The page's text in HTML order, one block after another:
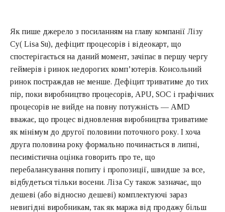
Як пише джерело з посиланням на главу компанії Лізу
Су( Lisa Su), дефіцит процесорів і відеокарт, що
спостерігається на даний момент, зачіпає в першу чергу
геймерів і ринок недорогих комп’ютерів. Консольний
ринок постраждав не менше. Дефіцит триватиме до тих
пір, поки виробництво процесорів, APU, SOC і графічних
процесорів не вийде на повну потужність — AMD
вважає, що процес відновлення виробництва триватиме
як мінімум до другої половини поточного року. І хоча
друга половина року формально починається в липні,
песимістична оцінка говорить про те, що
перебалансування попиту і пропозиції, швидше за все,
відбудеться тільки восени. Ліза Су також зазначає, що
дешеві (або відносно дешеві) комплектуючі зараз
невигідні виробникам, так як маржа від продажу більш